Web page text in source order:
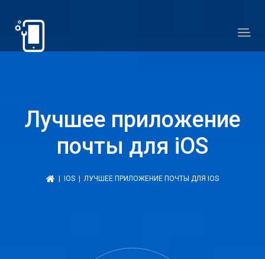
Лучшее приложение
почты для iOS
IOS | ЛУЧШЕЕ ПРИЛОЖЕНИЕ ПОЧТЫ ДЛЯ IOS